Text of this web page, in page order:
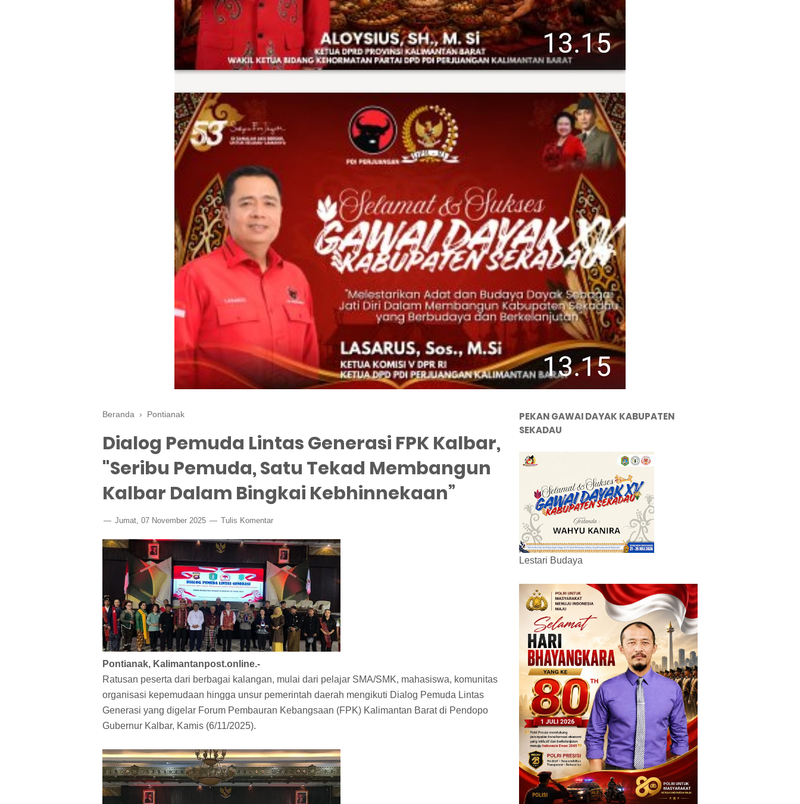
Beranda › Pontianak
Dialog Pemuda Lintas Generasi FPK Kalbar,
"Seribu Pemuda, Satu Tekad Membangun
Kalbar Dalam Bingkai Kebhinnekaan”
Jumat, 07 November 2025 Tulis Komentar
Pontianak, Kalimantanpost.online.-
Ratusan peserta dari berbagai kalangan, mulai dari pelajar SMA/SMK, mahasiswa, komunitas
organisasi kepemudaan hingga unsur pemerintah daerah mengikuti Dialog Pemuda Lintas
Generasi yang digelar Forum Pembauran Kebangsaan (FPK) Kalimantan Barat di Pendopo
Gubernur Kalbar, Kamis (6/11/2025).
PEKAN GAWAI DAYAK KABUPATEN
SEKADAU
Lestari Budaya